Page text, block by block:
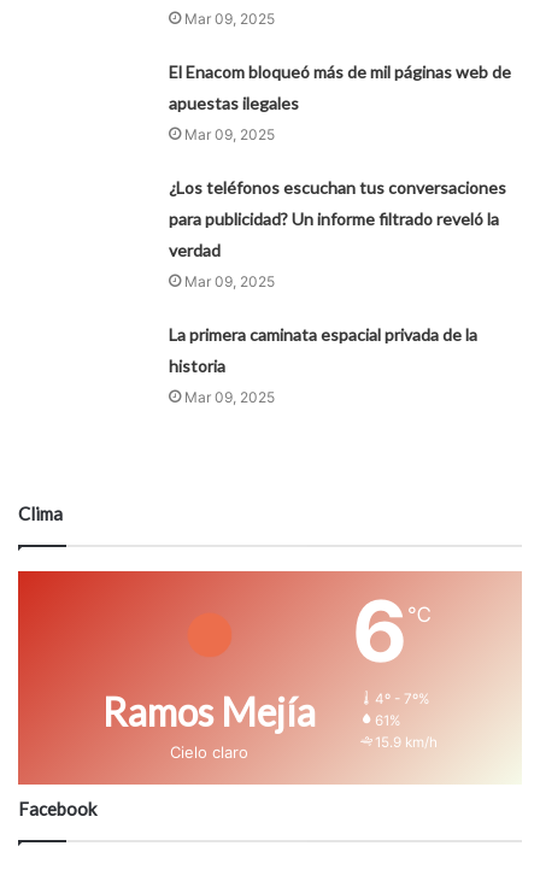
Mar 09, 2025
El Enacom bloqueó más de mil páginas web de
apuestas ilegales
Mar 09, 2025
¿Los teléfonos escuchan tus conversaciones
para publicidad? Un informe filtrado reveló la
verdad
Mar 09, 2025
La primera caminata espacial privada de la
historia
Mar 09, 2025
Clima
Ramos Mejía
Cielo claro
6 ℃
4º - 7º%
61%
15.9 km/h
Facebook